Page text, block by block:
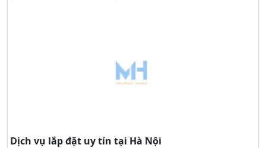
Dịch vụ lắp đặt uy tín tại Hà Nội